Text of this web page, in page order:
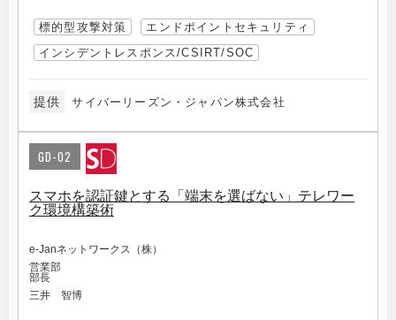
標的型攻撃対策
エンドポイントセキュリティ
インシデントレスポンス/CSIRT/SOC
提供 サイバーリーズン・ジャパン株式会社
GD-02
スマホを認証鍵とする「端末を選ばない」テレワー
ク環境構築術
e-Janネットワークス（株）
営業部
部長
三井 智博